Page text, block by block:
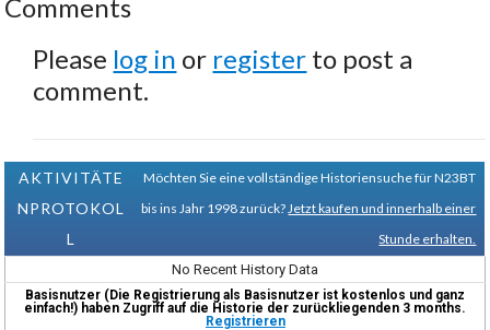
Comments
Please log in or register to post a
comment.
AKTIVITÄTE
NPROTOKOL
L
Möchten Sie eine vollständige Historiensuche für N23BT
bis ins Jahr 1998 zurück? Jetzt kaufen und innerhalb einer
Stunde erhalten.
No Recent History Data
Basisnutzer (Die Registrierung als Basisnutzer ist kostenlos und ganz
einfach!) haben Zugriff auf die Historie der zurückliegenden 3 months.
Registrieren